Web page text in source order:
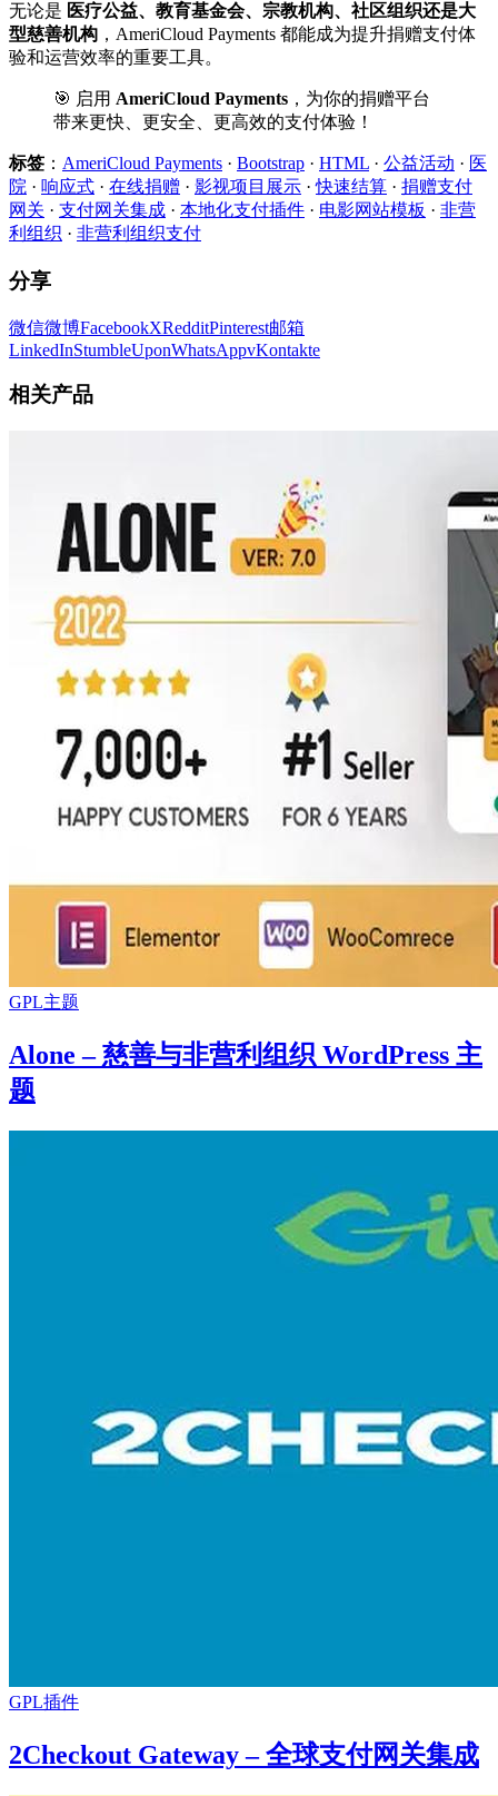
无论是 医疗公益、教育基金会、宗教机构、社区组织还是大
型慈善机构 ，AmeriCloud Payments 都能成为提升捐赠支付体
验和运营效率的重要工具。
🎯 启用 AmeriCloud Payments ，为你的捐赠平台
带来更快、更安全、更高效的支付体验！
标签 ： AmeriCloud Payments · Bootstrap · HTML · 公益活动 · 医
院 · 响应式 · 在线捐赠 · 影视项目展示 ·快速结算 · 捐赠支付
网关 · 支付网关集成 · 本地化支付插件 · 电影网站模板 · 非营
利组织 · 非营利组织支付
分享
微信微博FacebookXRedditPinterest邮箱
LinkedInStumbleUponWhatsAppvKontakte
相关产品
GPL主题
Alone – 慈善与非营利组织 WordPress 主
题
GPL插件
2Checkout Gateway – 全球支付网关集成